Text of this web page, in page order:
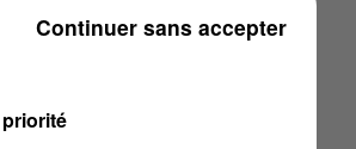
Continuer sans accepter